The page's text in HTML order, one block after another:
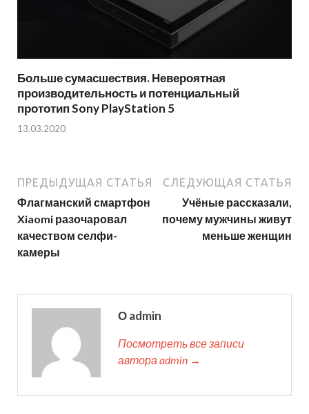
Больше сумасшествия. Невероятная
производительность и потенциальный
прототип Sony PlayStation 5
13.03.2020
ПРЕДЫДУЩАЯ СТАТЬЯ
Флагманский смартфон
Xiaomi разочаровал
качеством селфи-
камеры
СЛЕДУЮЩАЯ СТАТЬЯ
Учёные рассказали,
почему мужчины живут
меньше женщин
О admin
Посмотреть все записи
автора admin →